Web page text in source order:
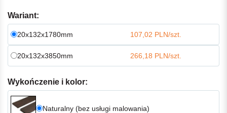
Wariant:
20x132x1780mm 107,02 PLN/szt.
20x132x3850mm 266,18 PLN/szt.
Wykończenie i kolor:
Naturalny (bez usługi malowania)